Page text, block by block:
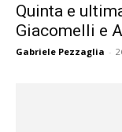
Quinta e
Giacomelli e
Gabriele Pezzaglia -